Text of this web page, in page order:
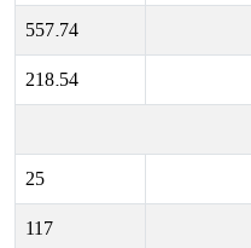
557.74
218.54
25
117